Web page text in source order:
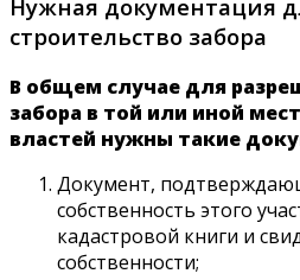
Нужная документация
строительство забора
В общем случае для
забора в той или иной
властей нужны такие
Документ,
собственность этого
кадастровой книги и
собственности;